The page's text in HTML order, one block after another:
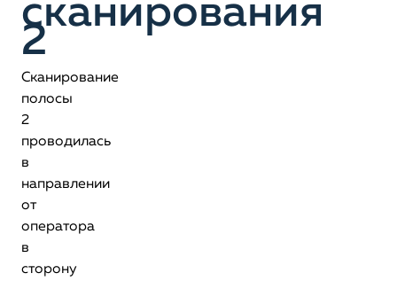
сканирования
2
Сканирование
полосы
2
проводилась
в
направлении
от
оператора
в
сторону